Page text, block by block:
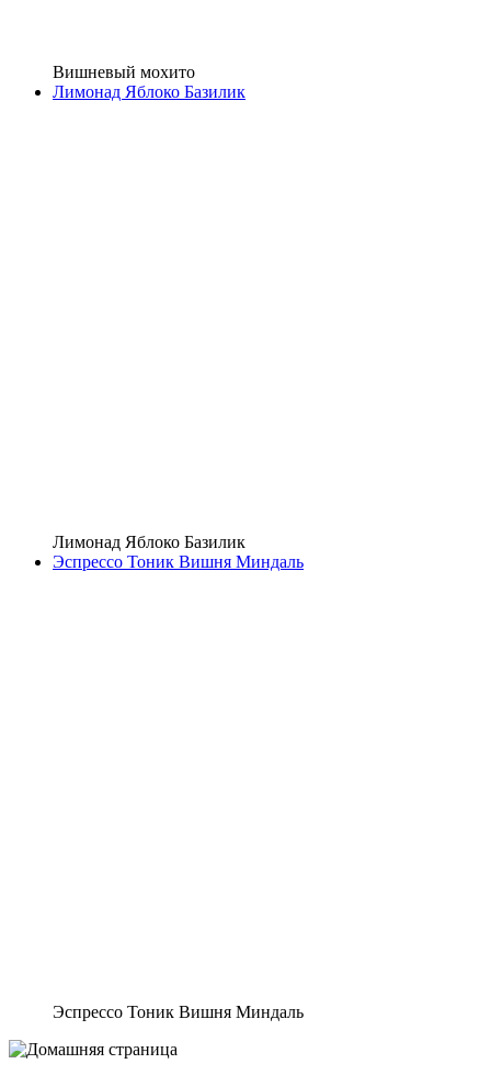
Вишневый мохито
Лимонад Яблоко Базилик
Лимонад Яблоко Базилик
Эспрессо Тоник Вишня Миндаль
Эспрессо Тоник Вишня Миндаль